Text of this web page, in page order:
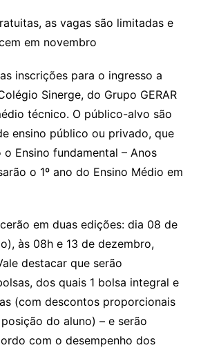
as vagas são limitadas e
em novembro
inscrições para o ingresso a
Sinerge, do Grupo GERAR
técnico. O público-alvo são
ensino público ou privado, que
Ensino fundamental – Anos
o 1º ano do Ensino Médio em
em duas edições: dia 08 de
às 08h e 13 de dezembro,
destacar que serão
dos quais 1 bolsa integral e
(com descontos proporcionais
do aluno) – e serão
com o desempenho dos